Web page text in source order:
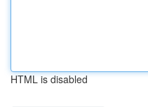
HTML is disabled